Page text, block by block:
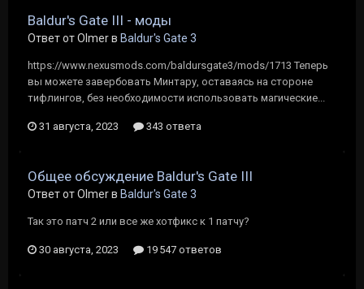
Baldur's Gate III - моды
Ответ от Olmer в Baldur's Gate 3
https://www.nexusmods.com/baldursgate3/mods/1713 Теперь
вы можете завербовать Минтару, оставаясь на стороне
тифлингов, без необходимости использовать магические...
31 августа, 2023 343 ответа
Общее обсуждение Baldur's Gate III
Ответ от Olmer в Baldur's Gate 3
Так это патч 2 или все же хотфикс к 1 патчу?
30 августа, 2023 19 547 ответов